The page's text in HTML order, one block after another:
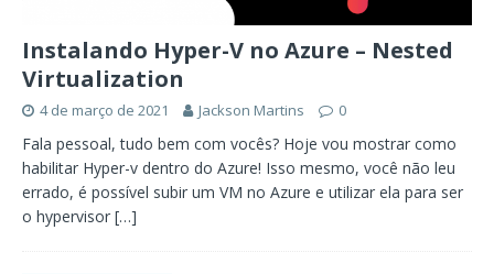
Instalando Hyper-V no Azure – Nested
Virtualization
4 de março de 2021 Jackson Martins 0
Fala pessoal, tudo bem com vocês? Hoje vou mostrar como
habilitar Hyper-v dentro do Azure! Isso mesmo, você não leu
errado, é possível subir um VM no Azure e utilizar ela para ser
o hypervisor […]